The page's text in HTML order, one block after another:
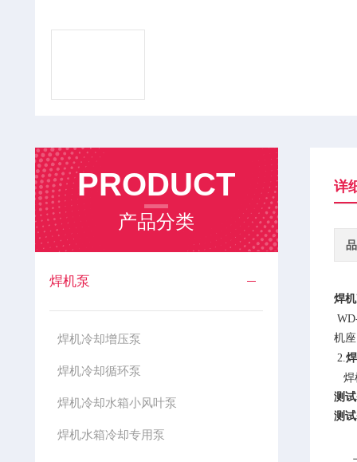
PRODUCT
产品分类
焊机泵
焊机冷却增压泵
焊机冷却循环泵
焊机冷却水箱小风叶泵
焊机水箱冷却专用泵
详
焊
机
2.
焊
测
测